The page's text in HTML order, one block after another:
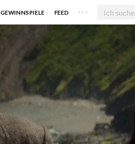
GEWINNSPIELE FEED . . .